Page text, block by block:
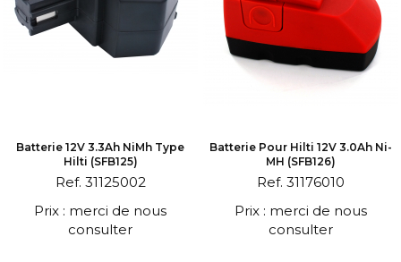
Batterie 12V 3.3Ah NiMh Type
Hilti (SFB125)
Ref. 31125002
Prix : merci de nous
consulter
Batterie Pour Hilti 12V 3.0Ah Ni-
MH (SFB126)
Ref. 31176010
Prix : merci de nous
consulter